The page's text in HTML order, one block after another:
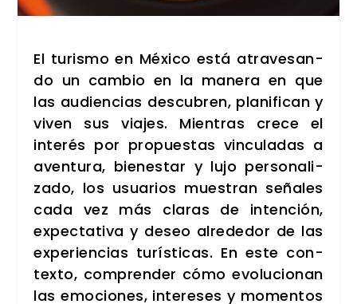
El turis­mo en Méxi­co está atra­ve­san­
do un cam­bio en la mane­ra en que
las audien­cias des­cu­bren, pla­ni­fi­can y
viven sus via­jes. Mien­tras cre­ce el
inte­rés por pro­pues­tas vin­cu­la­das a
aven­tu­ra, bien­es­tar y lujo per­so­na­li­
za­do, los usua­rios mues­tran seña­les
cada vez más cla­ras de inten­ción,
expec­ta­ti­va y deseo alre­de­dor de las
expe­rien­cias turís­ti­cas. En este con­
tex­to, com­pren­der cómo evo­lu­cio­nan
las emo­cio­nes, intere­ses y momen­tos